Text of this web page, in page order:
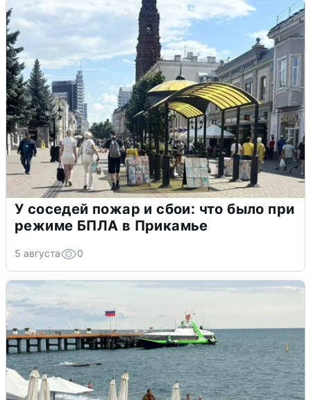
У соседей пожар и сбои: что было при
режиме БПЛА в Прикамье
5 августа 0